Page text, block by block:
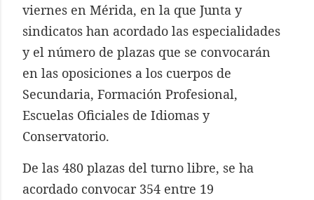
viernes en Mérida, en la que Junta y
sindicatos han acordado las especialidades
y el número de plazas que se convocarán
en las oposiciones a los cuerpos de
Secundaria, Formación Profesional,
Escuelas Oficiales de Idiomas y
Conservatorio.
De las 480 plazas del turno libre, se ha
acordado convocar 354 entre 19